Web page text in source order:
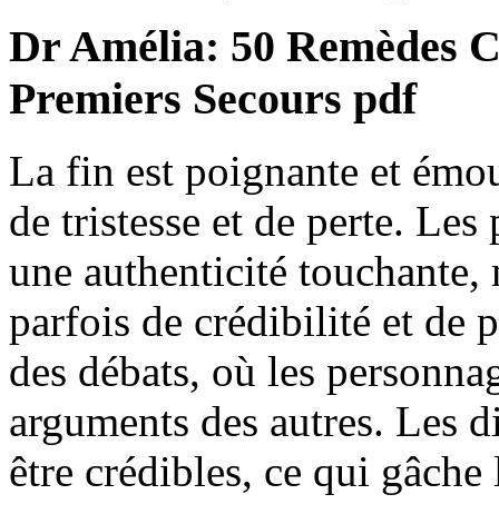
Dr Amélia: 50 Remèdes
Premiers Secours pdf
La fin est poignante et
de tristesse et de perte.
une authenticité touchante,
parfois de crédibilité et de
des débats, où les
arguments des autres. Les
être crédibles, ce qui